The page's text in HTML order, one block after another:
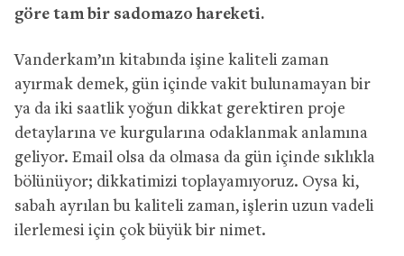
göre tam bir sadomazo hareketi.
Vanderkam’ın kitabında işine kaliteli zaman
ayırmak demek, gün içinde vakit bulunamayan bir
ya da iki saatlik yoğun dikkat gerektiren proje
detaylarına ve kurgularına odaklanmak anlamına
geliyor. Email olsa da olmasa da gün içinde sıklıkla
bölünüyor; dikkatimizi toplayamıyoruz. Oysa ki,
sabah ayrılan bu kaliteli zaman, işlerin uzun vadeli
ilerlemesi için çok büyük bir nimet.